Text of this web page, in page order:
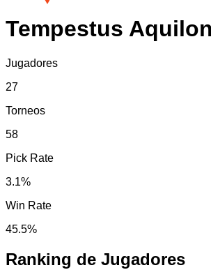
Tempestus
Jugadores
27
Torneos
58
Pick Rate
3.1%
Win Rate
45.5%
Ranking de Jugadores